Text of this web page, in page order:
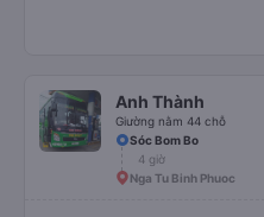
Anh Thành
Giường nằm 44 chỗ
Sóc Bom Bo
4 giờ
Nga Tu Binh Phuoc